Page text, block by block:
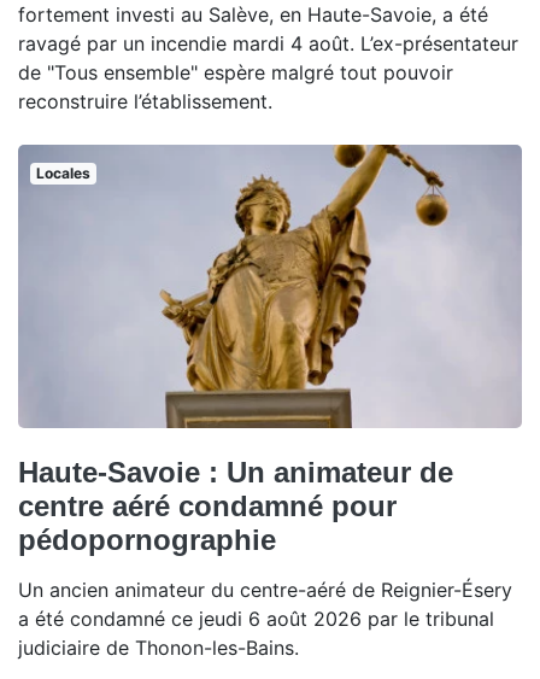
fortement investi au Salève, en Haute-Savoie, a été
ravagé par un incendie mardi 4 août. L’ex-présentateur
de "Tous ensemble" espère malgré tout pouvoir
reconstruire l’établissement.
Locales
Haute-Savoie : Un animateur de
centre aéré condamné pour
pédopornographie
Un ancien animateur du centre-aéré de Reignier-Ésery
a été condamné ce jeudi 6 août 2026 par le tribunal
judiciaire de Thonon-les-Bains.